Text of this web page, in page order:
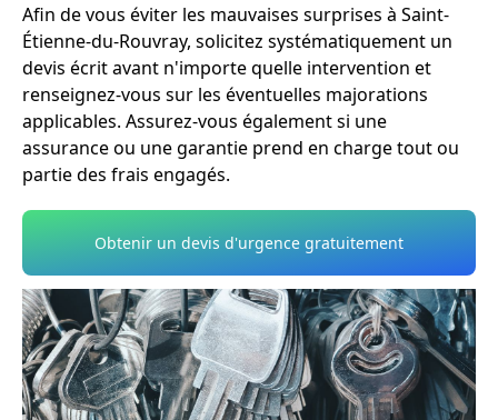
Afin de vous éviter les mauvaises surprises à Saint-
Étienne-du-Rouvray, solicitez systématiquement un
devis écrit avant n'importe quelle intervention et
renseignez-vous sur les éventuelles majorations
applicables. Assurez-vous également si une
assurance ou une garantie prend en charge tout ou
partie des frais engagés.
Obtenir un devis d'urgence gratuitement